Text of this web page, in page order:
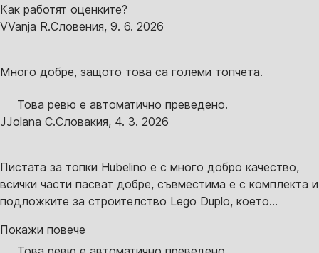
Как работят оценките?
VVanja R.Словения, 9. 6. 2026
Много добре, защото това са големи топчета.
Това ревю е автоматично преведено.
JJolana C.Словакия, 4. 3. 2026
Пистата за топки Hubelino е с много добро качество,
всички части пасват добре, съвместима е с комплекта и
подложките за строителство Lego Duplo, което...
Покажи повече